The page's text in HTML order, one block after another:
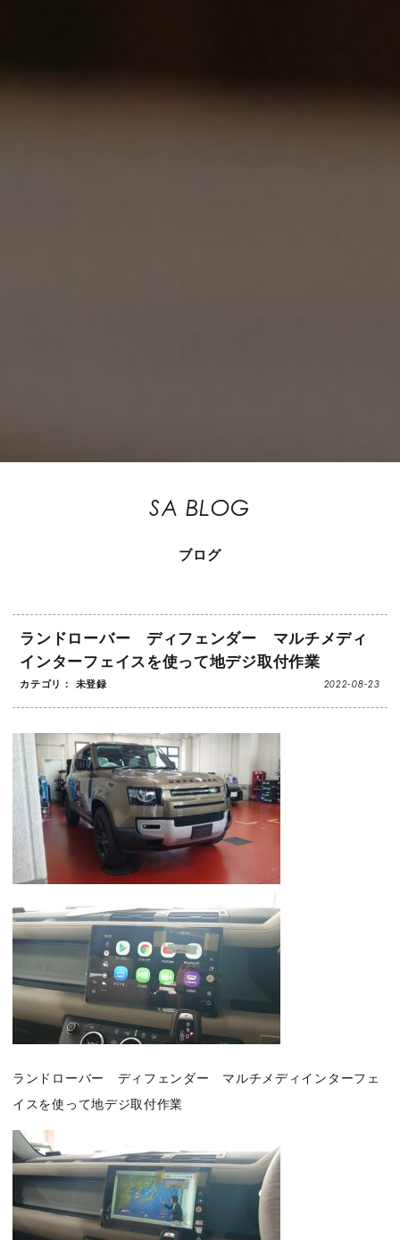
SA BLOG
ブログ
ランドローバー ディフェンダー マルチメディ
インターフェイスを使って地デジ取付作業
カテゴリ： 未登録 2022-08-23
ランドローバー ディフェンダー マルチメディインターフェ
イスを使って地デジ取付作業